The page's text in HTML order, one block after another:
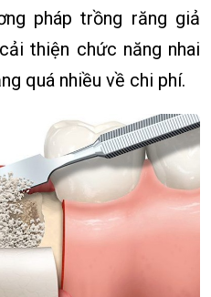
pháp trồng răng giả
thiện chức năng nhai
quá nhiều về chi phí.